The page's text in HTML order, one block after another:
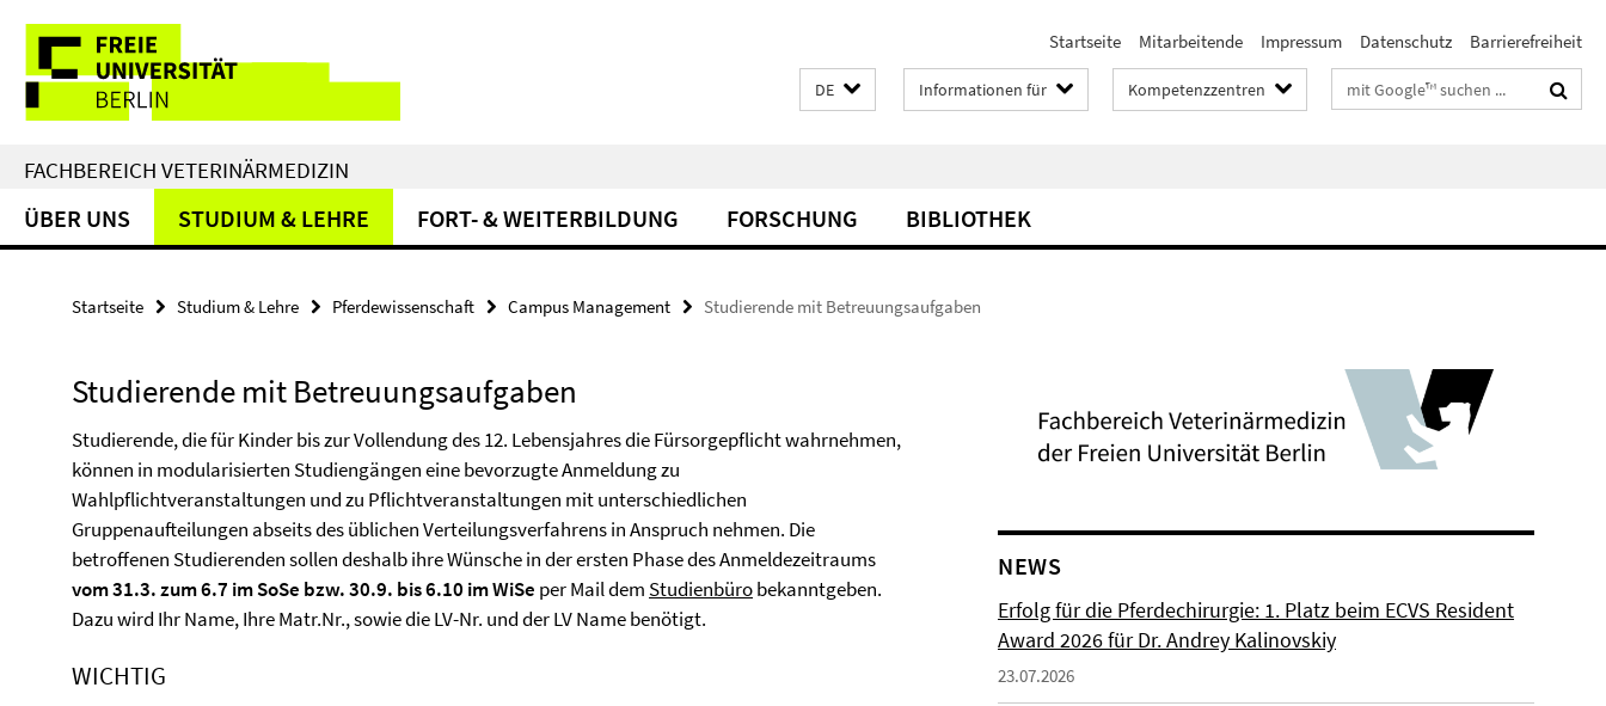
direkt
Inhalt
Service-
Navigation
Startseite Mitarbeitende Impressum Datenschutz Barrierefreiheit
DE Informationen für Kompetenzzentren Suchbegriffe
FACHBEREICH VETERINÄRMEDIZIN
ÜBER UNS STUDIUM & LEHRE FORT- & WEITERBILDUNG FORSCHUNG BIBLIOTHEK
Startseite Studium & Lehre Pferdewissenschaft Campus Management Studierende mit Betreuungsaufgaben
Studierende mit Betreuungsaufgaben
Studierende, die für Kinder bis zur Vollendung des 12. Lebensjahres die Fürsorgepflicht wahrnehmen,
können in modularisierten Studiengängen eine bevorzugte Anmeldung zu
Wahlpflichtveranstaltungen und zu Pflichtveranstaltungen mit unterschiedlichen
Gruppenaufteilungen abseits des üblichen Verteilungsverfahrens in Anspruch nehmen. Die
betroffenen Studierenden sollen deshalb ihre Wünsche in der ersten Phase des Anmeldezeitraums
vom 31.3. zum 6.7 im SoSe bzw. 30.9. bis 6.10 im WiSe per Mail dem Studienbürobekanntgeben.
Dazu wird Ihr Name, Ihre Matr.Nr., sowie die LV-Nr. und der LV Name benötigt.
WICHTIG
NEWS
Erfolg für die Pferdechirurgie: 1. Platz beim ECVS Resident
Award 2026 für Dr. Andrey Kalinovskiy
23.07.2026